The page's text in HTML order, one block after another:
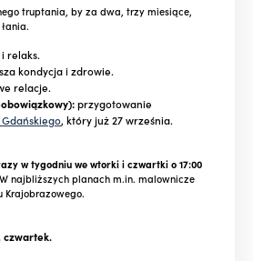
truptania, by za dwa, trzy miesiące,
relaks.
kondycja i zdrowie.
relacje.
przygotowanie
, który już 27 września.
w tygodniu we wtorki i czwartki o 17:00
najbliższych planach m.in. malownicze
Krajobrazowego.
czwartek.